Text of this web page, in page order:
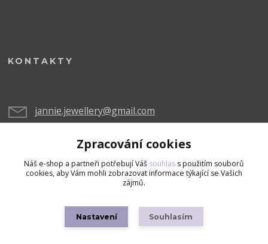
KONTAKTY
jannie.jewellery@gmail.com
Zpracování cookies
Náš e-shop a partneři potřebují Váš souhlas s použitím souborů
cookies, aby Vám mohli zobrazovat informace týkající se Vašich
zájmů.
Nastavení Souhlasím